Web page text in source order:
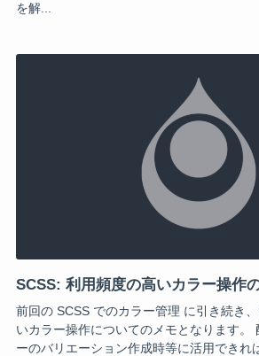
を解...
SCSS: 利用頻度の高いカラー操作
前回の SCSS でのカラー管理 に引き続き
いカラー操作についてのメモとなります。
ーのバリエーション作成時等に活用できれ